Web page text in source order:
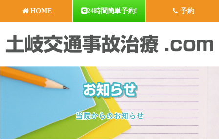
HOME 24時間簡単予約! 予約